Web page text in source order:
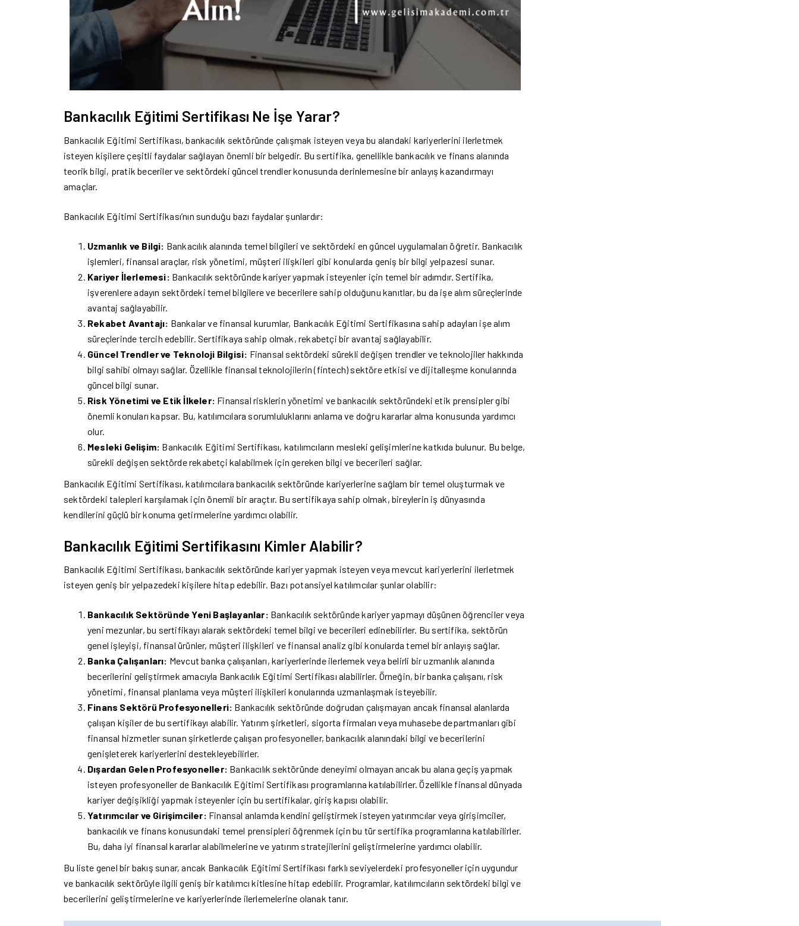
Bankacılık Eğitimi Sertifikası Ne İşe Yarar?
Bankacılık Eğitimi Sertifikası, bankacılık sektöründe çalışmak isteyen veya bu alandaki kariyerlerini ilerletmek
isteyen kişilere çeşitli faydalar sağlayan önemli bir belgedir. Bu sertifika, genellikle bankacılık ve finans alanında
teorik bilgi, pratik beceriler ve sektördeki güncel trendler konusunda derinlemesine bir anlayış kazandırmayı
amaçlar.
Bankacılık Eğitimi Sertifikası’nın sunduğu bazı faydalar şunlardır:
Uzmanlık ve Bilgi: Bankacılık alanında temel bilgileri ve sektördeki en güncel uygulamaları öğretir. Bankacılık
işlemleri, finansal araçlar, risk yönetimi, müşteri ilişkileri gibi konularda geniş bir bilgi yelpazesi sunar.
Kariyer İlerlemesi: Bankacılık sektöründe kariyer yapmak isteyenler için temel bir adımdır. Sertifika,
işverenlere adayın sektördeki temel bilgilere ve becerilere sahip olduğunu kanıtlar, bu da işe alım süreçlerinde
avantaj sağlayabilir.
Rekabet Avantajı: Bankalar ve finansal kurumlar, Bankacılık Eğitimi Sertifikasına sahip adayları işe alım
süreçlerinde tercih edebilir. Sertifikaya sahip olmak, rekabetçi bir avantaj sağlayabilir.
Güncel Trendler ve Teknoloji Bilgisi: Finansal sektördeki sürekli değişen trendler ve teknolojiler hakkında
bilgi sahibi olmayı sağlar. Özellikle finansal teknolojilerin (fintech) sektöre etkisi ve dijitalleşme konularında
güncel bilgi sunar.
Risk Yönetimi ve Etik İlkeler: Finansal risklerin yönetimi ve bankacılık sektöründeki etik prensipler gibi
önemli konuları kapsar. Bu, katılımcılara sorumluluklarını anlama ve doğru kararlar alma konusunda yardımcı
olur.
Mesleki Gelişim: Bankacılık Eğitimi Sertifikası, katılımcıların mesleki gelişimlerine katkıda bulunur. Bu belge,
sürekli değişen sektörde rekabetçi kalabilmek için gereken bilgi ve becerileri sağlar.
Bankacılık Eğitimi Sertifikası, katılımcılara bankacılık sektöründe kariyerlerine sağlam bir temel oluşturmak ve
sektördeki talepleri karşılamak için önemli bir araçtır. Bu sertifikaya sahip olmak, bireylerin iş dünyasında
kendilerini güçlü bir konuma getirmelerine yardımcı olabilir.
Bankacılık Eğitimi Sertifikasını Kimler Alabilir?
Bankacılık Eğitimi Sertifikası, bankacılık sektöründe kariyer yapmak isteyen veya mevcut kariyerlerini ilerletmek
isteyen geniş bir yelpazedeki kişilere hitap edebilir. Bazı potansiyel katılımcılar şunlar olabilir:
Bankacılık Sektöründe Yeni Başlayanlar: Bankacılık sektöründe kariyer yapmayı düşünen öğrenciler veya
yeni mezunlar, bu sertifikayı alarak sektördeki temel bilgi ve becerileri edinebilirler. Bu sertifika, sektörün
genel işleyişi, finansal ürünler, müşteri ilişkileri ve finansal analiz gibi konularda temel bir anlayış sağlar.
Banka Çalışanları: Mevcut banka çalışanları, kariyerlerinde ilerlemek veya belirli bir uzmanlık alanında
becerilerini geliştirmek amacıyla Bankacılık Eğitimi Sertifikası alabilirler. Örneğin, bir banka çalışanı, risk
yönetimi, finansal planlama veya müşteri ilişkileri konularında uzmanlaşmak isteyebilir.
Finans Sektörü Profesyonelleri: Bankacılık sektöründe doğrudan çalışmayan ancak finansal alanlarda
çalışan kişiler de bu sertifikayı alabilir. Yatırım şirketleri, sigorta firmaları veya muhasebe departmanları gibi
finansal hizmetler sunan şirketlerde çalışan profesyoneller, bankacılık alanındaki bilgi ve becerilerini
genişleterek kariyerlerini destekleyebilirler.
Dışardan Gelen Profesyoneller: Bankacılık sektöründe deneyimi olmayan ancak bu alana geçiş yapmak
isteyen profesyoneller de Bankacılık Eğitimi Sertifikası programlarına katılabilirler. Özellikle finansal dünyada
kariyer değişikliği yapmak isteyenler için bu sertifikalar, giriş kapısı olabilir.
Yatırımcılar ve Girişimciler: Finansal anlamda kendini geliştirmek isteyen yatırımcılar veya girişimciler,
bankacılık ve finans konusundaki temel prensipleri öğrenmek için bu tür sertifika programlarına katılabilirler.
Bu, daha iyi finansal kararlar alabilmelerine ve yatırım stratejilerini geliştirmelerine yardımcı olabilir.
Bu liste genel bir bakış sunar, ancak Bankacılık Eğitimi Sertifikası farklı seviyelerdeki profesyoneller için uygundur
ve bankacılık sektörüyle ilgili geniş bir katılımcı kitlesine hitap edebilir. Programlar, katılımcıların sektördeki bilgi ve
becerilerini geliştirmelerine ve kariyerlerinde ilerlemelerine olanak tanır.